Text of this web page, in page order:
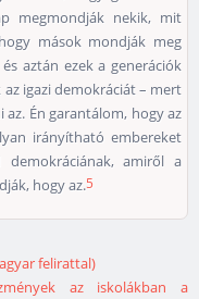
megmondják nekik, mit
mások mondják meg
aztán ezek a generációk
igazi demokráciát – mert
Én garantálom, hogy az
irányítható embereket
amiről a
hogy az.5
felirattal)
az iskolákban a